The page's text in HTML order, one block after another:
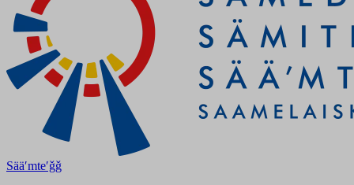
Sääʹmteʹǧǧ